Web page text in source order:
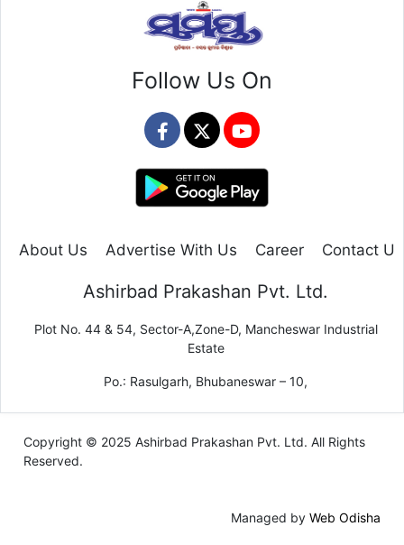
Follow Us On
About Us Advertise With Us Career Contact Us
Ashirbad Prakashan Pvt. Ltd.
Plot No. 44 & 54, Sector-A,Zone-D, Mancheswar Industrial
Estate
Po.: Rasulgarh, Bhubaneswar – 10,
Copyright © 2025 Ashirbad Prakashan Pvt. Ltd. All Rights
Reserved.
Managed by Web Odisha